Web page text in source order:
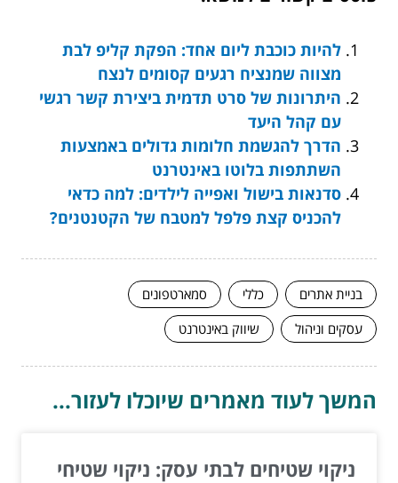
להיות כוכבת ליום אחד: הפקת קליפ לבת
מצווה שמנציח רגעים קסומים לנצח
היתרונות של סרט תדמית ביצירת קשר רגשי
עם קהל היעד
הדרך להגשמת חלומות גדולים באמצעות
השתתפות בלוטו באינטרנט
סדנאות בישול ואפייה לילדים: למה כדאי
להכניס קצת פלפל למטבח של הקטנטנים?
בניית אתרים כללי
סמארטפונים
עסקים וניהול
שיווק באינטרנט
המשך לעוד מאמרים שיוכלו לעזור...
ניקוי שטיחים לבתי עסק: ניקוי שטיחי